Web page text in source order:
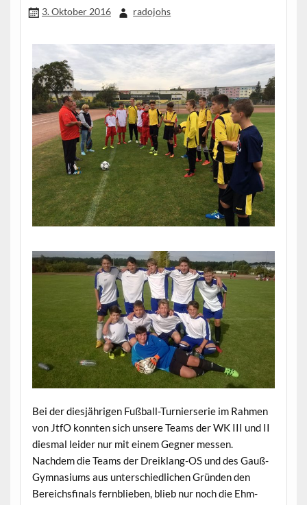
3. Oktober 2016 radojohs
Bei der diesjährigen Fußball-Turnierserie im Rahmen
von JtfO konnten sich unsere Teams der WK III und II
diesmal leider nur mit einem Gegner messen.
Nachdem die Teams der Dreiklang-OS und des Gauß-
Gymnasiums aus unterschiedlichen Gründen den
Bereichsfinals fernblieben, blieb nur noch die Ehm-